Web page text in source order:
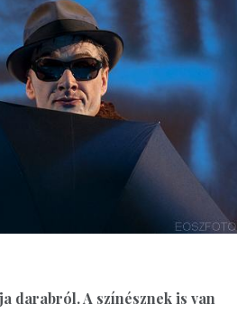
darabról. A színésznek is van